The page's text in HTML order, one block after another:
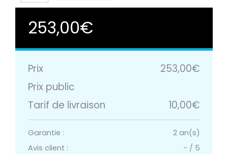
253,00€
Prix
253,00€
Prix public
Tarif de livraison
10,00€
Garantie :
2 an(s)
Avis client :
- / 5